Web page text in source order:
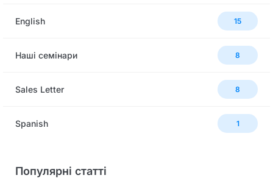
English 15
Наші семінари 8
Sales Letter 8
Spanish 1
Популярні статті